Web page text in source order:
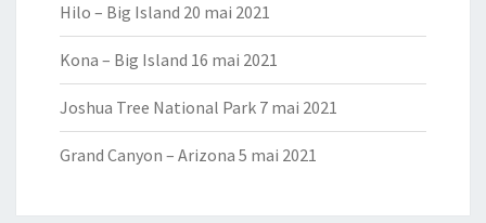
Hilo – Big Island 20 mai 2021
Kona – Big Island 16 mai 2021
Joshua Tree National Park 7 mai 2021
Grand Canyon – Arizona 5 mai 2021